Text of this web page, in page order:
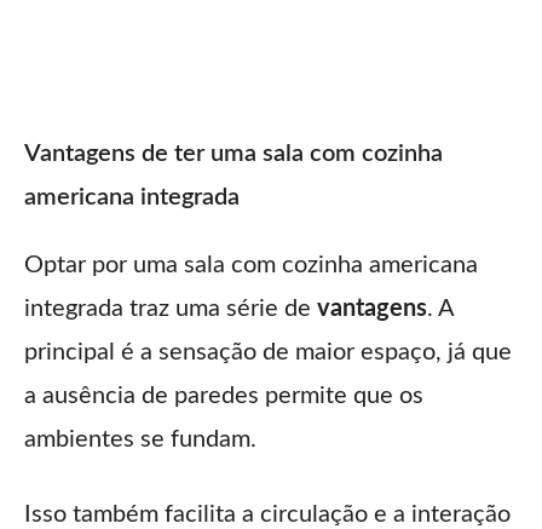
Vantagens de ter uma sala com cozinha
americana integrada
Optar por uma sala com cozinha americana
integrada traz uma série de vantagens. A
principal é a sensação de maior espaço, já que
a ausência de paredes permite que os
ambientes se fundam.
Isso também facilita a circulação e a interação